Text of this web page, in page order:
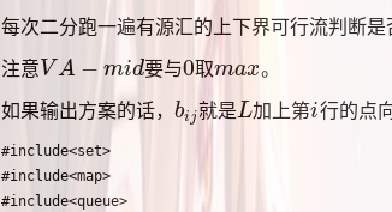
每次二分跑一遍有源汇的上下界可行流判断是
注意V A − mid
VA− mid 要与0
0取max
max 。
如果输出方案的话， bij
bij就是L
L 加上第i
i 行的点
#include<set>
#include<map>
#include<queue>